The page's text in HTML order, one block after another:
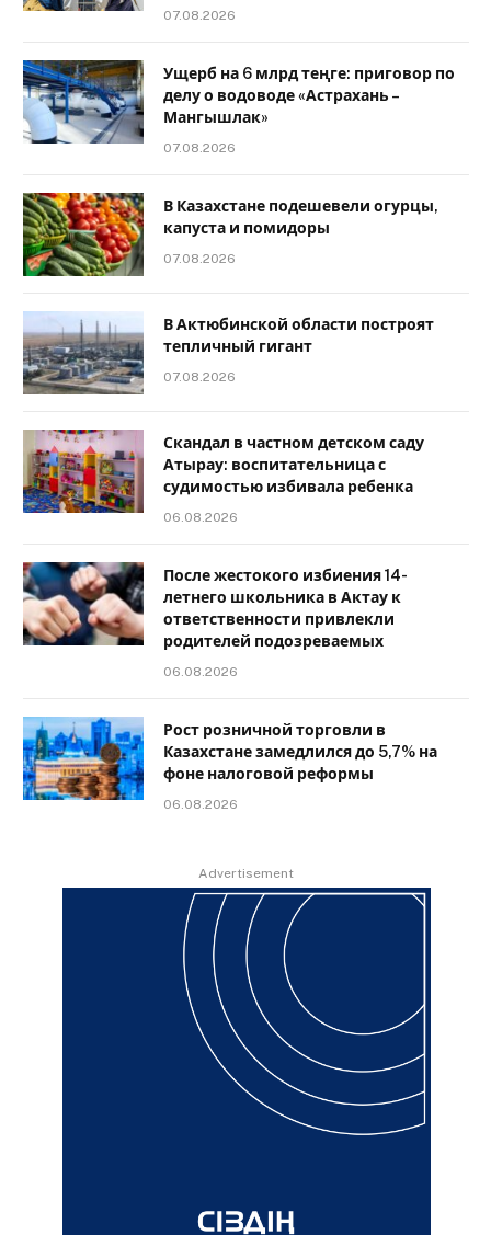
07.08.2026
Ущерб на 6 млрд теңге: приговор по
делу о водоводе «Астрахань –
Мангышлак»
07.08.2026
В Казахстане подешевели огурцы,
капуста и помидоры
07.08.2026
В Актюбинской области построят
тепличный гигант
07.08.2026
Скандал в частном детском саду
Атырау: воспитательница с
судимостью избивала ребенка
06.08.2026
После жестокого избиения 14-
летнего школьника в Актау к
ответственности привлекли
родителей подозреваемых
06.08.2026
Рост розничной торговли в
Казахстане замедлился до 5,7% на
фоне налоговой реформы
06.08.2026
Advertisement